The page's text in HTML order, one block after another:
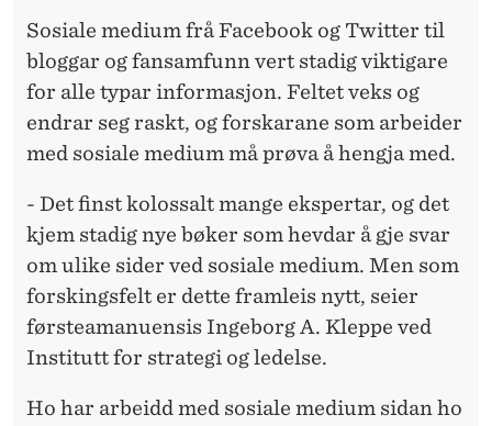
Sosiale medium frå Facebook og Twitter til
bloggar og fansamfunn vert stadig viktigare
for alle typar informasjon. Feltet veks og
endrar seg raskt, og forskarane som arbeider
med sosiale medium må prøva å hengja med.
- Det finst kolossalt mange ekspertar, og det
kjem stadig nye bøker som hevdar å gje svar
om ulike sider ved sosiale medium. Men som
forskingsfelt er dette framleis nytt, seier
førsteamanuensis Ingeborg A. Kleppe ved
Institutt for strategi og ledelse.
Ho har arbeidd med sosiale medium sidan ho